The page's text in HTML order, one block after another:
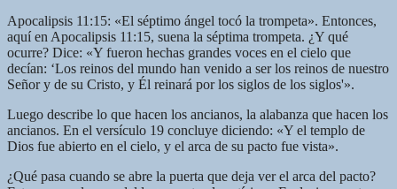
Apocalipsis 11:15: «El séptimo ángel tocó la trompeta». Entonces,
aquí en Apocalipsis 11:15, suena la séptima trompeta. ¿Y qué
ocurre? Dice: «Y fueron hechas grandes voces en el cielo que
decían: ‘Los reinos del mundo han venido a ser los reinos de nuestro
Señor y de su Cristo, y Él reinará por los siglos de los siglos'».
Luego describe lo que hacen los ancianos, la alabanza que hacen los
ancianos. En el versículo 19 concluye diciendo: «Y el templo de
Dios fue abierto en el cielo, y el arca de su pacto fue vista».
¿Qué pasa cuando se abre la puerta que deja ver el arca del pacto?